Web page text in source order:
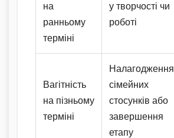
на
ранньому
терміні
у творчості чи
роботі
Вагітність
на пізньому
терміні
Налагодження
сімейних
стосунків або
завершення
етапу